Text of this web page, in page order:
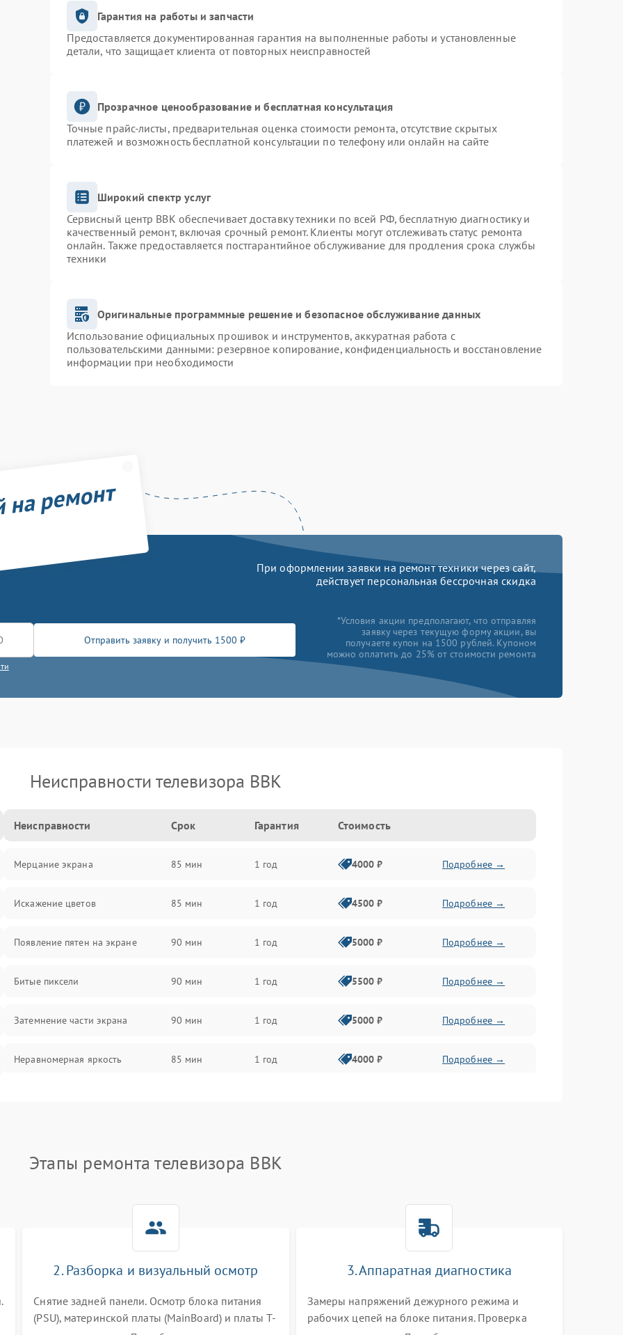
Гарантия на работы и запчасти
Предоставляется документированная гарантия на выполненные работы и установленные
детали, что защищает клиента от повторных неисправностей
Прозрачное ценообразование и бесплатная консультация
Точные прайс-листы, предварительная оценка стоимости ремонта, отсутствие скрытых
платежей и возможность бесплатной консультации по телефону или онлайн на сайте
Широкий спектр услуг
Сервисный центр BBK обеспечивает доставку техники по всей РФ, бесплатную диагностику и
качественный ремонт, включая срочный ремонт. Клиенты могут отслеживать статус ремонта
онлайн. Также предоставляется постгарантийное обслуживание для продления срока службы
техники
Оригинальные программные решение и безопасное обслуживание данных
Использование официальных прошивок и инструментов, аккуратная работа с
пользовательскими данными: резервное копирование, конфиденциальность и восстановление
информации при необходимости
ремонт
При оформлении заявки на ремонт техники через сайт,
действует персональная бессрочная скидка
Отправить заявку и получить 1500 ₽
*Условия акции предполагают, что отправляя
заявку через текущую форму акции, вы
получаете купон на 1500 рублей. Купоном
можно оплатить до 25% от стоимости ремонта
Неисправности телевизора BBK
Неисправности Срок Гарантия Стоимость
Мерцание экрана 85 мин 1 год 4000 ₽ Подробнее →
Искажение цветов 85 мин 1 год 4500 ₽ Подробнее →
Появление пятен на экране 90 мин 1 год 5000 ₽ Подробнее →
Битые пиксели 90 мин 1 год 5500 ₽ Подробнее →
Затемнение части экрана 90 мин 1 год 5000 ₽ Подробнее →
Неравномерная яркость 85 мин 1 год 4000 ₽ Подробнее →
Этапы ремонта телевизора BBK
2. Разборка и визуальный осмотр
Снятие задней панели. Осмотр блока питания
(PSU), материнской платы (MainBoard) и платы T-
3. Аппаратная диагностика
Замеры напряжений дежурного режима и
рабочих цепей на блоке питания. Проверка